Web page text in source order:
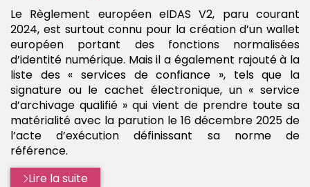
Le Règlement européen eIDAS V2, paru courant
2024, est surtout connu pour la création d’un wallet
européen portant des fonctions normalisées
d’identité numérique. Mais il a également rajouté à la
liste des « services de confiance », tels que la
signature ou le cachet électronique, un « service
d’archivage qualifié » qui vient de prendre toute sa
matérialité avec la parution le 16 décembre 2025 de
l’acte d’exécution définissant sa norme de
référence.
Lire la suite